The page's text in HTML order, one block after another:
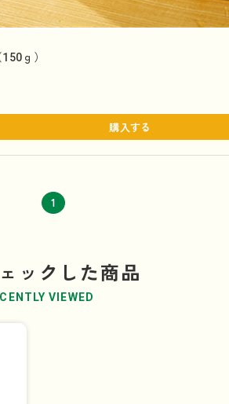
ｇ）
購入する
1
ックした商品
VIEWED